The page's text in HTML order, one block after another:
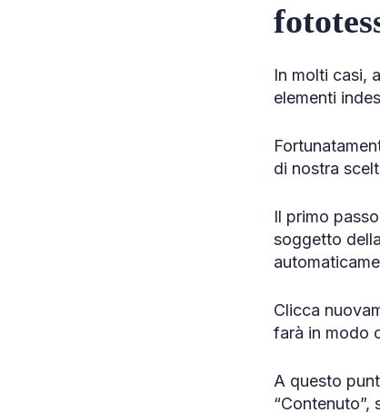
In molti casi,
elementi
di nostra
Il primo
soggetto
Clicca
farà in modo
A questo